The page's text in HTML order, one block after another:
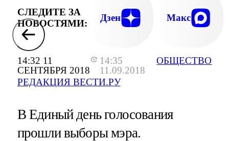
14:32 11
СЕНТЯБРЯ 2018
14:35
11.09.2018
РЕДАКЦИЯ ВЕСТИ.РУ
ОБЩЕСТВО
СЛЕДИТЕ ЗА
НОВОСТЯМИ:
Дзен Макс
В Единый день голосования
прошли выборы мэра.